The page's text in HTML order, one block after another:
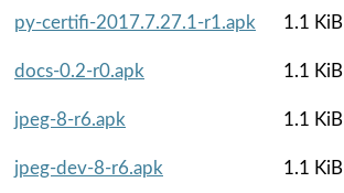
py-certifi-2017.7.27.1-r1.apk
1.1 KiB
docs-0.2-r0.apk
1.1 KiB
jpeg-8-r6.apk
1.1 KiB
jpeg-dev-8-r6.apk
1.1 KiB